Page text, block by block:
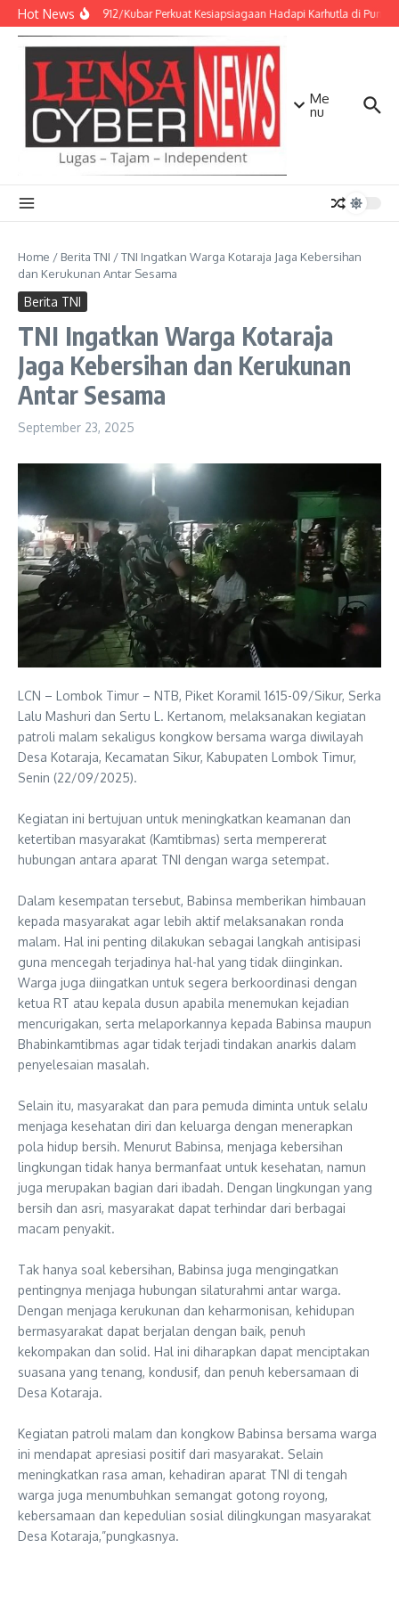
Lewati ke konten
Hot NewsKodim 0912/Kubar Perkuat Kesiapsiagaan Hadapi Karhutla di
Me
nu
Home / Berita TNI /TNI Ingatkan Warga Kotaraja Jaga Kebersihan
dan Kerukunan Antar Sesama
Berita TNI
TNI Ingatkan Warga Kotaraja
Jaga Kebersihan dan Kerukunan
Antar Sesama
September 23, 2025
LCN – Lombok Timur – NTB, Piket Koramil 1615-09/Sikur, Serka
Lalu Mashuri dan Sertu L. Kertanom, melaksanakan kegiatan
patroli malam sekaligus kongkow bersama warga diwilayah
Desa Kotaraja, Kecamatan Sikur, Kabupaten Lombok Timur,
Senin (22/09/2025).
‎Kegiatan ini bertujuan untuk meningkatkan keamanan dan
ketertiban masyarakat (Kamtibmas) serta mempererat
hubungan antara aparat TNI dengan warga setempat.
‎Dalam kesempatan tersebut, Babinsa memberikan himbauan
kepada masyarakat agar lebih aktif melaksanakan ronda
malam. Hal ini penting dilakukan sebagai langkah antisipasi
guna mencegah terjadinya hal-hal yang tidak diinginkan.
Warga juga diingatkan untuk segera berkoordinasi dengan
ketua RT atau kepala dusun apabila menemukan kejadian
mencurigakan, serta melaporkannya kepada Babinsa maupun
Bhabinkamtibmas agar tidak terjadi tindakan anarkis dalam
penyelesaian masalah.
‎Selain itu, masyarakat dan para pemuda diminta untuk selalu
menjaga kesehatan diri dan keluarga dengan menerapkan
pola hidup bersih. Menurut Babinsa, menjaga kebersihan
lingkungan tidak hanya bermanfaat untuk kesehatan, namun
juga merupakan bagian dari ibadah. Dengan lingkungan yang
bersih dan asri, masyarakat dapat terhindar dari berbagai
macam penyakit.
‎Tak hanya soal kebersihan, Babinsa juga mengingatkan
pentingnya menjaga hubungan silaturahmi antar warga.
Dengan menjaga kerukunan dan keharmonisan, kehidupan
bermasyarakat dapat berjalan dengan baik, penuh
kekompakan dan solid. Hal ini diharapkan dapat menciptakan
suasana yang tenang, kondusif, dan penuh kebersamaan di
Desa Kotaraja.
‎Kegiatan patroli malam dan kongkow Babinsa bersama warga
ini mendapat apresiasi positif dari masyarakat. Selain
meningkatkan rasa aman, kehadiran aparat TNI di tengah
warga juga menumbuhkan semangat gotong royong,
kebersamaan dan kepedulian sosial dilingkungan masyarakat
Desa Kotaraja,”pungkasnya.